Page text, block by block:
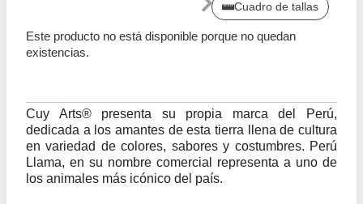
Cuadro de tallas
Este producto no está disponible porque no quedan
existencias.
Cuy Arts® presenta su propia marca del Perú,
dedicada a los amantes de esta tierra llena de cultura
en variedad de colores, sabores y costumbres. Perú
Llama, en su nombre comercial representa a uno de
los animales más icónico del país.